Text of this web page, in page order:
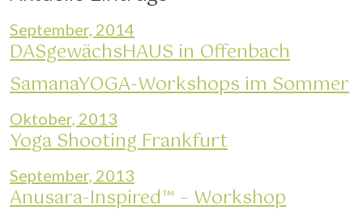
September, 2014
DASgewächsHAUS in Offenbach
SamanaYOGA-Workshops im Sommer
Oktober, 2013
Yoga Shooting Frankfurt
September, 2013
Anusara-Inspired™ – Workshop